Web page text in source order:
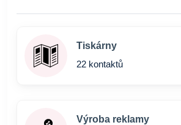
Tiskárny
22 kontaktů
Výroba reklamy